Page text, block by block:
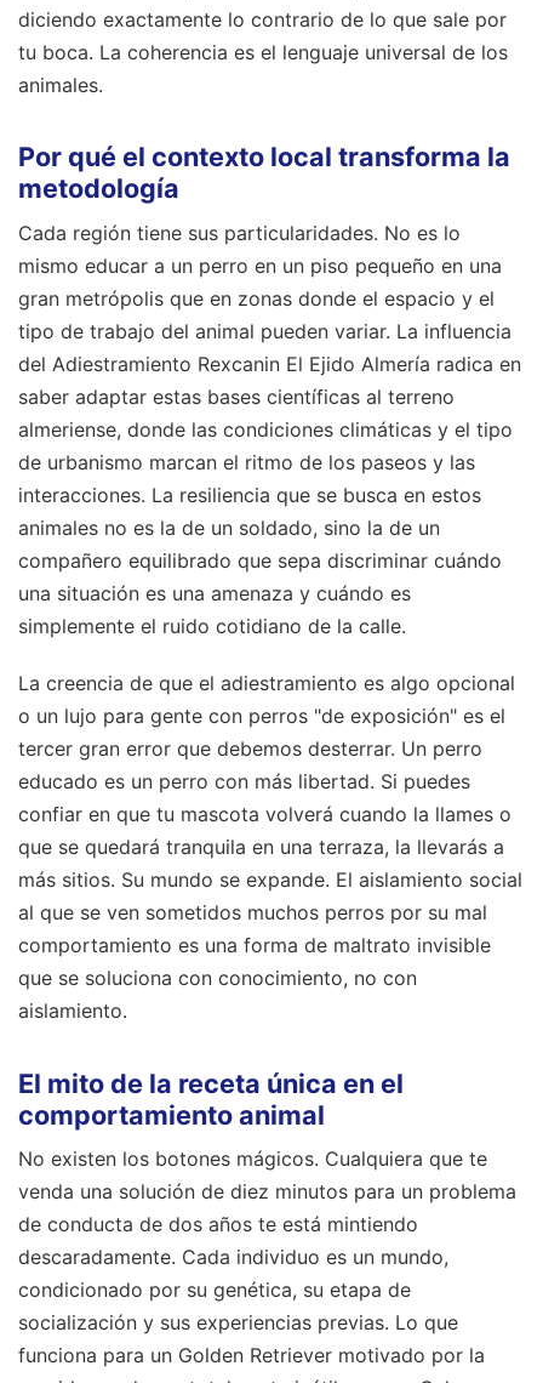
diciendo exactamente lo contrario de lo que sale por
tu boca. La coherencia es el lenguaje universal de los
animales.
Por qué el contexto local transforma la
metodología
Cada región tiene sus particularidades. No es lo
mismo educar a un perro en un piso pequeño en una
gran metrópolis que en zonas donde el espacio y el
tipo de trabajo del animal pueden variar. La influencia
del Adiestramiento Rexcanin El Ejido Almería radica en
saber adaptar estas bases científicas al terreno
almeriense, donde las condiciones climáticas y el tipo
de urbanismo marcan el ritmo de los paseos y las
interacciones. La resiliencia que se busca en estos
animales no es la de un soldado, sino la de un
compañero equilibrado que sepa discriminar cuándo
una situación es una amenaza y cuándo es
simplemente el ruido cotidiano de la calle.
La creencia de que el adiestramiento es algo opcional
o un lujo para gente con perros "de exposición" es el
tercer gran error que debemos desterrar. Un perro
educado es un perro con más libertad. Si puedes
confiar en que tu mascota volverá cuando la llames o
que se quedará tranquila en una terraza, la llevarás a
más sitios. Su mundo se expande. El aislamiento social
al que se ven sometidos muchos perros por su mal
comportamiento es una forma de maltrato invisible
que se soluciona con conocimiento, no con
aislamiento.
El mito de la receta única en el
comportamiento animal
No existen los botones mágicos. Cualquiera que te
venda una solución de diez minutos para un problema
de conducta de dos años te está mintiendo
descaradamente. Cada individuo es un mundo,
condicionado por su genética, su etapa de
socialización y sus experiencias previas. Lo que
funciona para un Golden Retriever motivado por la